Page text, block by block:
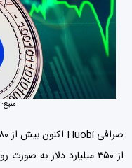
منبع: cryptoslate.com
از ۳۵۰ میلیارد دلار به